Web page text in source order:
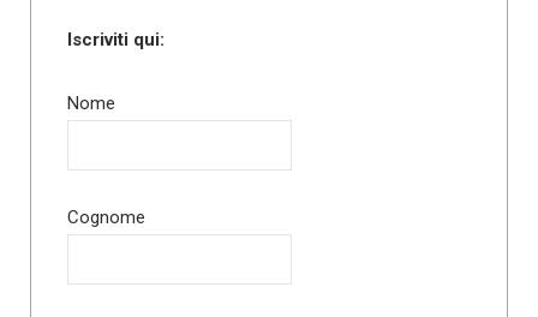
Iscriviti qui:
Nome
Cognome